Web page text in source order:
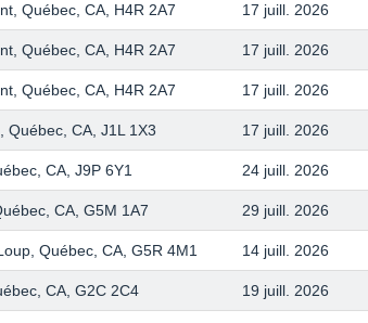
Québec, CA, H4R 2A7 17 juill. 2026
Québec, CA, H4R 2A7 17 juill. 2026
Québec, CA, H4R 2A7 17 juill. 2026
Québec, CA, J1L 1X3 17 juill. 2026
CA, J9P 6Y1 24 juill. 2026
CA, G5M 1A7 29 juill. 2026
Québec, CA, G5R 4M1 14 juill. 2026
CA, G2C 2C4 19 juill. 2026